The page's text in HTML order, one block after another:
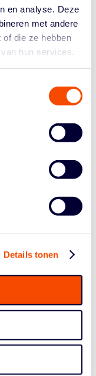
en analyse. Deze
met andere
die ze hebben
hun services.
Details tonen
van z’n
houdt
touchmoet,
4 rebounds.
8 rebounds.
6
Nu liepen
krijgen voor
Dus toch:
voelen na
hebben te
zegt coach ook.
om dit
waar we als